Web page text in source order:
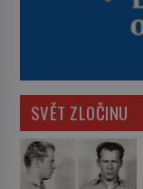
SVĚT ZLOČINU